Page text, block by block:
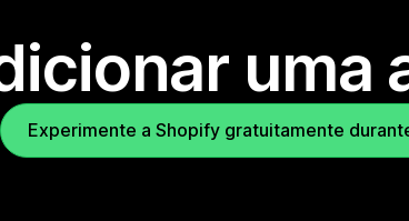
uma
Experimente a Shopify gratuitamente